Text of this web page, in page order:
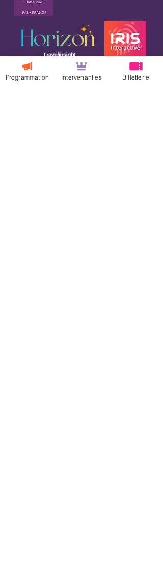
Programmation Intervenant·es Billetterie